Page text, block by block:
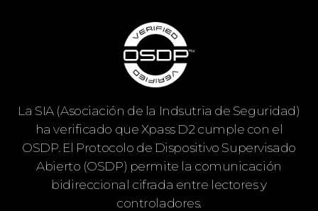
La SIA (Asociación de la Indsutria de Seguridad)
ha verificado que Xpass D2 cumple con el
OSDP. El Protocolo de Dispositivo Supervisado
Abierto (OSDP) permite la comunicación
bidireccional cifrada entre lectores y
controladores.